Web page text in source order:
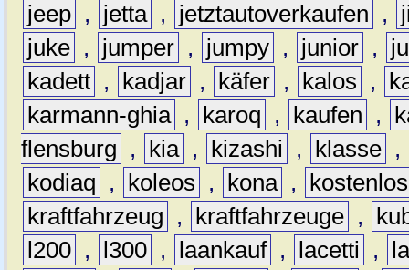
jeep , jetta , jetztautoverkaufen ,
juke , jumper , jumpy , junior ,
kadett , kadjar , käfer , kalos ,
karmann-ghia , karoq , kaufen ,
flensburg
, kia , kizashi , klasse ,
kodiaq
, koleos , kona ,
kostenlos
kraftfahrzeug
, kraftfahrzeuge ,
l200 , l300 , laankauf , lacetti ,